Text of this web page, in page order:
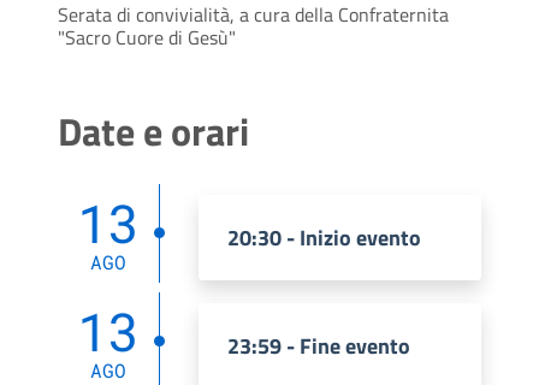
Serata di convivialità, a cura della Confraternita
"Sacro Cuore di Gesù"
Date e orari
13
AGO
20:30 - Inizio evento
13
AGO
23:59 - Fine evento